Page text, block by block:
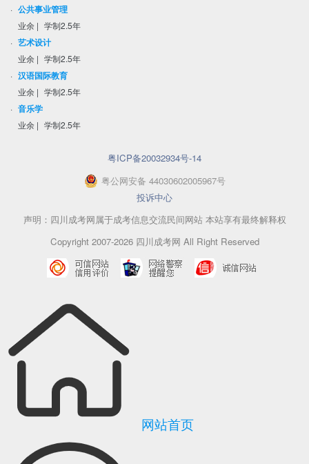
· 公共事业管理
业余 | 学制2.5年
· 艺术设计
业余 | 学制2.5年
· 汉语国际教育
业余 | 学制2.5年
· 音乐学
业余 | 学制2.5年
粤ICP备20032934号-14
粤公网安备 44030602005967号
投诉中心
声明：四川成考网属于成考信息交流民间网站 本站享有最终解释权
Copyright 2007-2026 四川成考网 All Right Reserved
网站首页